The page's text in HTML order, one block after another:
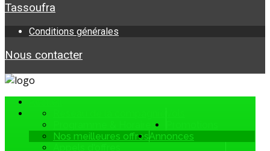
Tassoufra
Conditions générales
Nous contacter
Programme & Horaires
Nos meilleures offresAnnonces